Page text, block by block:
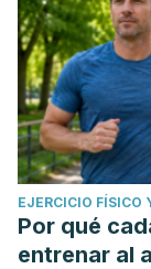
EJERCICIO FÍSICO
Por qué
entrenar al